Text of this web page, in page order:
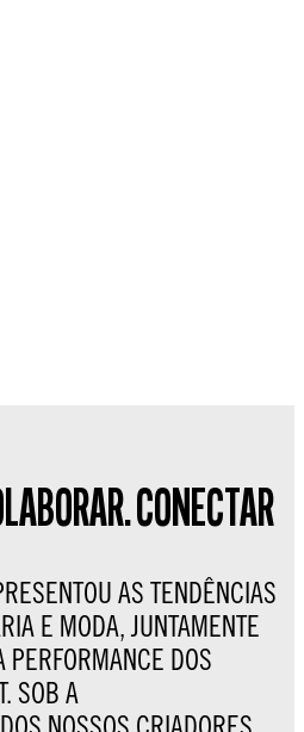
CONECTAR
AS TENDÊNCIAS
E MODA, JUNTAMENTE
PERFORMANCE DOS
SOB A